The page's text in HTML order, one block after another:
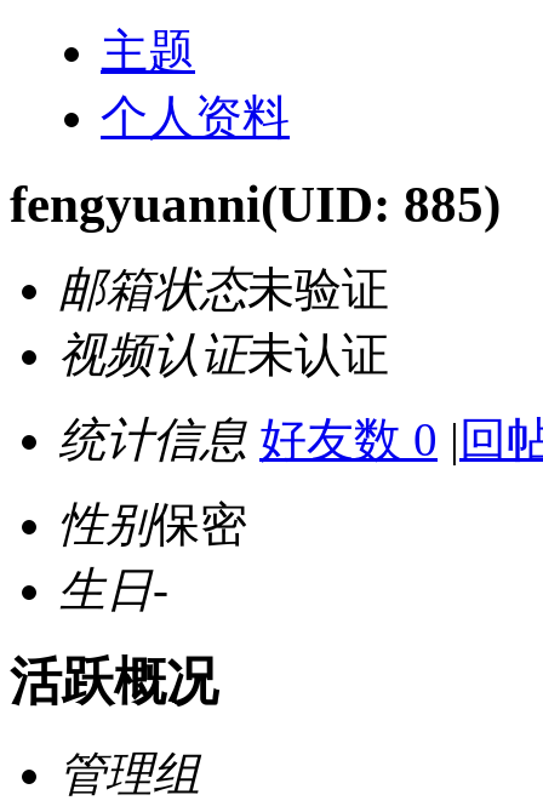
主题
个人资料
fengyuanni(UID: 885)
邮箱状态未验证
视频认证未认证
统计信息 好友数 0 | 回
性别保密
生日-
活跃概况
管理组